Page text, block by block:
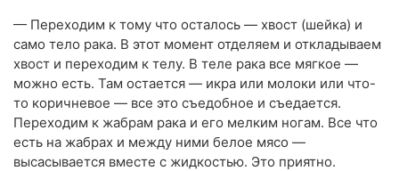
— Переходим к тому что осталось — хвост (шейка) и
само тело рака. В этот момент отделяем и откладываем
хвост и переходим к телу. В теле рака все мягкое —
можно есть. Там остается — икра или молоки или что-
то коричневое — все это съедобное и съедается.
Переходим к жабрам рака и его мелким ногам. Все что
есть на жабрах и между ними белое мясо —
высасывается вместе с жидкостью. Это приятно.